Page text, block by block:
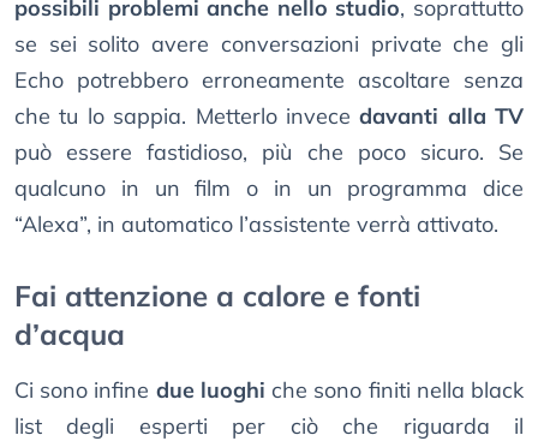
possibili problemi anche nello studio, soprattutto
se sei solito avere conversazioni private che gli
Echo potrebbero erroneamente ascoltare senza
che tu lo sappia. Metterlo invecedavanti alla TV
può essere fastidioso, più che poco sicuro. Se
qualcuno in un film o in un programma dice
“Alexa”, in automatico l’assistente verrà attivato.
Fai attenzione a calore e fonti
d’acqua
Ci sono infine due luoghi che sono finiti nella black
list degli esperti per ciò che riguarda il